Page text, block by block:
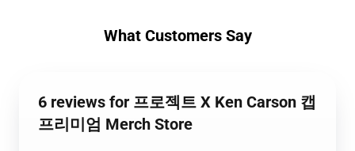
What Customers Say
6 reviews for 프로젝트 X Ken Carson 캡
프리미엄 Merch Store